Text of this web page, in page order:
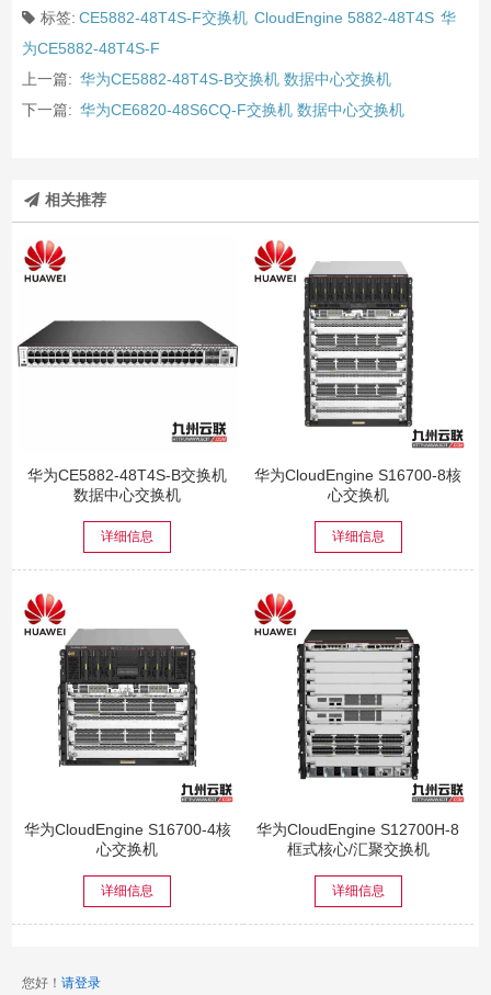
标签: CE5882-48T4S-F交换机 CloudEngine 5882-48T4S 华
为CE5882-48T4S-F
上一篇: 华为CE5882-48T4S-B交换机 数据中心交换机
下一篇: 华为CE6820-48S6CQ-F交换机 数据中心交换机
相关推荐
华为CE5882-48T4S-B交换机
数据中心交换机
详细信息
华为CloudEngine S16700-8核
心交换机
详细信息
华为CloudEngine S16700-4核
心交换机
详细信息
华为CloudEngine S12700H-8
框式核心/汇聚交换机
详细信息
您好！ 请登录